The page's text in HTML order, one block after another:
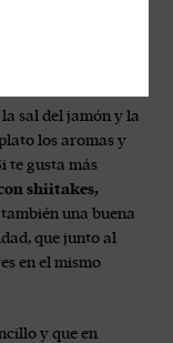
son unos
para este vino.
sal del jamón y la
los aromas y
te gusta más
shiitakes,
una buena
que junto al
en el mismo
y que en